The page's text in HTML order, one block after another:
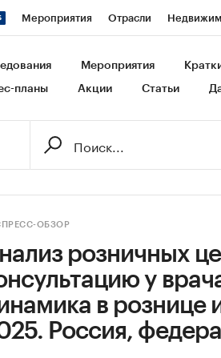
Мероприятия Отрасли
Франшизы Газета
Мероприятия
планы Акции Статьи
ОБЗОР
розничных
у
в рознице
Россия,